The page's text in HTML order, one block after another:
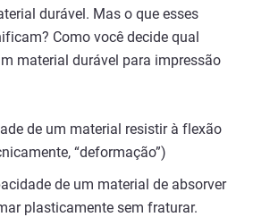
durável. Mas o que esses
Como você decide qual
material durável para impressão
de um material resistir à flexão
“deformação”)
de um material de absorver
plasticamente sem fraturar.